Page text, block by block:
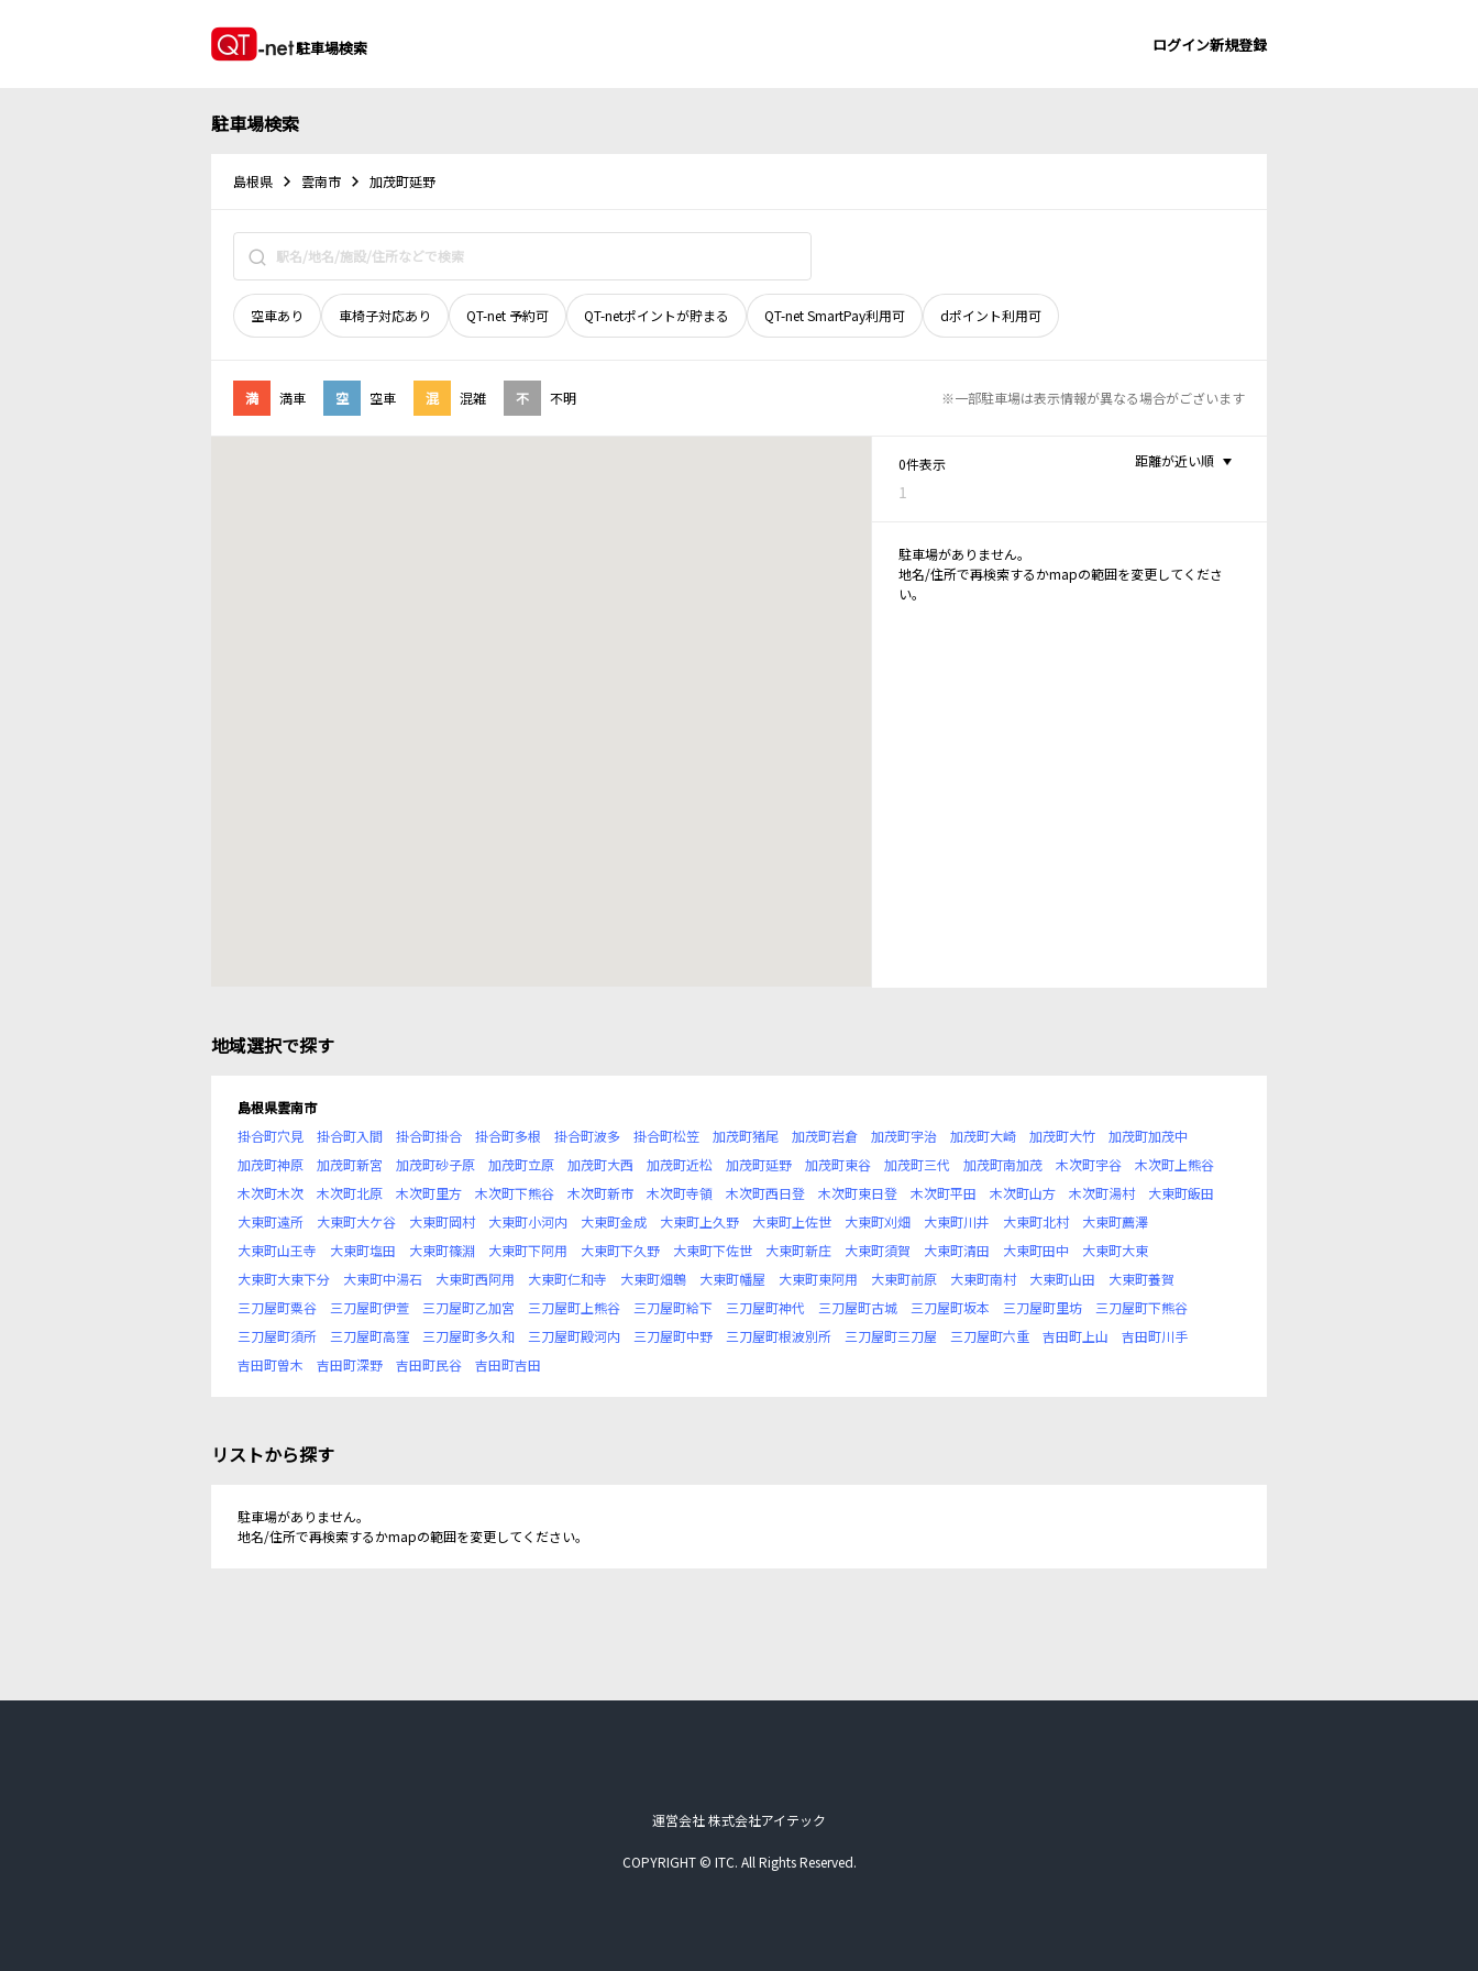
駐車場検索 ログイン新規登録
駐車場検索
島根県 雲南市 加茂町延野
空車あり 車椅子対応あり QT-net 予約可 QT-netポイントが貯まる QT-net SmartPay利用可 dポイント利用可
満 満車 空 空車 混 混雑 不 不明 ※一部駐車場は表示情報が異なる場合がございます
0件表示
1
距離が近い順
駐車場がありません。
地名/住所で再検索するかmapの範囲を変更してくださ
い。
地域選択で探す
島根県雲南市
掛合町穴見
掛合町入間 掛合町掛合 掛合町多根 掛合町波多 掛合町松笠 加茂町猪尾 加茂町岩倉 加茂町宇治 加茂町大崎 加茂町大竹
加茂町加茂中
加茂町神原
加茂町新宮 加茂町砂子原 加茂町立原 加茂町大西 加茂町近松 加茂町延野 加茂町東谷 加茂町三代 加茂町南加茂 木次町宇谷
木次町上熊谷
木次町木次
木次町北原 木次町里方 木次町下熊谷 木次町新市 木次町寺領 木次町西日登 木次町東日登 木次町平田 木次町山方 木次町湯村
大東町飯田
大東町遠所
大東町大ケ谷 大東町岡村 大東町小河内 大東町金成 大東町上久野 大東町上佐世 大東町刈畑 大東町川井 大東町北村
大東町薦澤
大東町山王寺
大東町塩田 大東町篠淵 大東町下阿用 大東町下久野 大東町下佐世 大東町新庄 大東町須賀 大東町清田 大東町田中
大東町大東
大東町大東下分
大東町中湯石 大東町西阿用 大東町仁和寺 大東町畑鵯 大東町幡屋 大東町東阿用 大東町前原 大東町南村 大東町山田
大東町養賀
三刀屋町粟谷
三刀屋町伊萱 三刀屋町乙加宮 三刀屋町上熊谷 三刀屋町給下 三刀屋町神代 三刀屋町古城 三刀屋町坂本 三刀屋町里坊
三刀屋町下熊谷
三刀屋町須所
三刀屋町高窪 三刀屋町多久和 三刀屋町殿河内 三刀屋町中野 三刀屋町根波別所 三刀屋町三刀屋 三刀屋町六重 吉田町上山
吉田町川手
吉田町曽木
吉田町深野 吉田町民谷 吉田町吉田
リストから探す
駐車場がありません。
地名/住所で再検索するかmapの範囲を変更してください。
運営会社 株式会社アイテック
COPYRIGHT © ITC. All Rights Reserved.